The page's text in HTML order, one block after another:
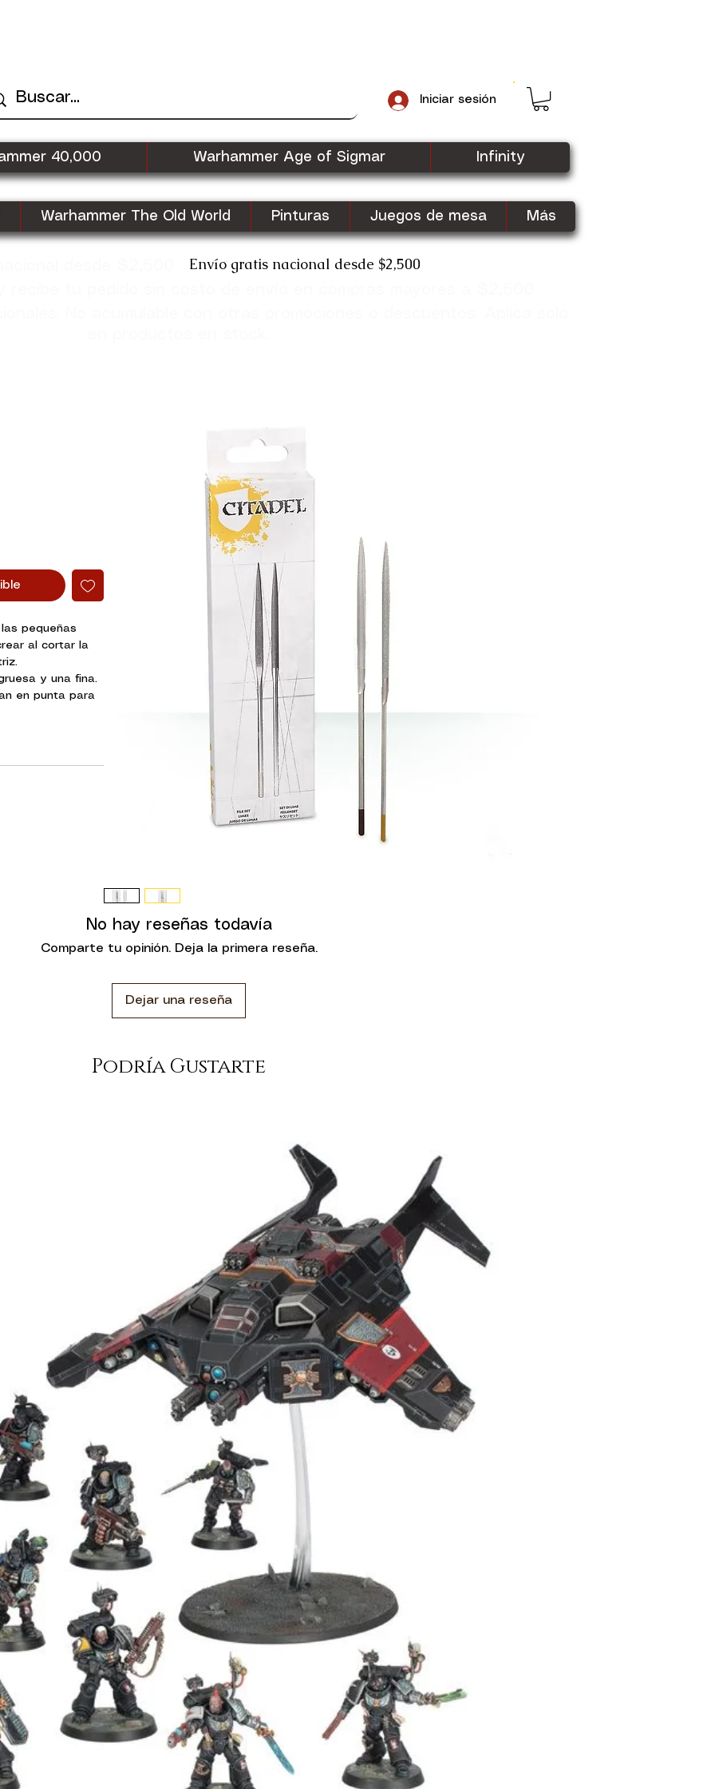
Iniciar sesión
40,000 Warhammer Age of Sigmar Infinity
Warhammer The Old World Pinturas Juegos de mesa Más
Envío gratis nacional desde $2,500
pequeñas
al cortar la
y una fina.
en punta para
No hay reseñas todavía
Comparte tu opinión. Deja la primera reseña.
Dejar una reseña
Podría Gustarte